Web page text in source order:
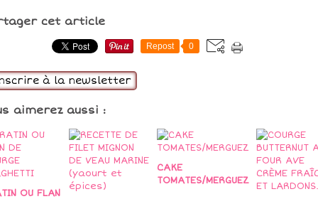
cet article
Repost 0
à la newsletter
aimerez aussi :
OU FLAN
CAKE
TOMATES/MERGUEZ